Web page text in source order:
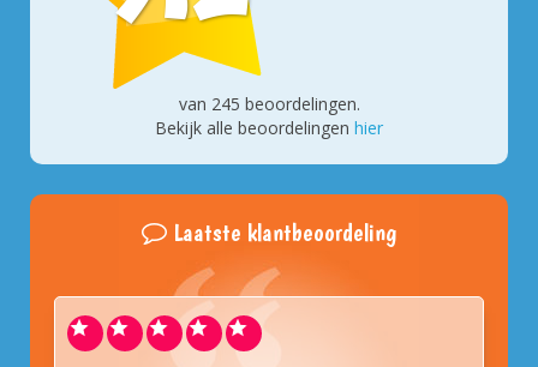
van 245 beoordelingen.
Bekijk alle beoordelingen hier
Laatste klantbeoordeling